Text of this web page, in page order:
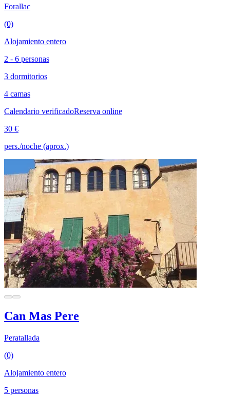
Forallac
(0)
Alojamiento entero
2 - 6 personas
3 dormitorios
4 camas
Calendario verificadoReserva online
30 €
pers./noche (aprox.)
Can Mas Pere
Peratallada
(0)
Alojamiento entero
5 personas